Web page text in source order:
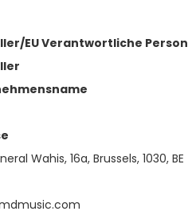
EU Verantwortliche Person
Wahis, 16a, Brussels, 1030, BE